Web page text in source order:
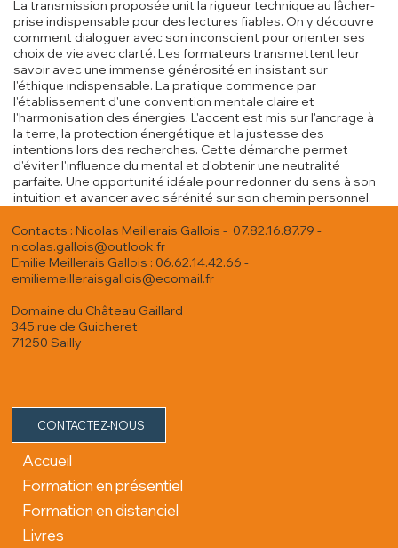
La transmission proposée unit la rigueur technique au lâcher-
prise indispensable pour des lectures fiables. On y découvre
comment dialoguer avec son inconscient pour orienter ses
choix de vie avec clarté. Les formateurs transmettent leur
savoir avec une immense générosité en insistant sur
l'éthique indispensable. La pratique commence par
l'établissement d'une convention mentale claire et
l'harmonisation des énergies. L'accent est mis sur l'ancrage à
la terre, la protection énergétique et la justesse des
intentions lors des recherches. Cette démarche permet
d'éviter l'influence du mental et d'obtenir une neutralité
parfaite. Une opportunité idéale pour redonner du sens à son
intuition et avancer avec sérénité sur son chemin personnel.
Contacts : Nicolas Meillerais Gallois - 07.82.16.87.79 -
nicolas.gallois@outlook.fr
Emilie Meillerais Gallois : 06.62.14.42.66 -
emiliemeilleraisgallois@ecomail.fr
Domaine du Château Gaillard
345 rue de Guicheret
71250 Sailly
CONTACTEZ-NOUS
Accueil
Formation en présentiel
Formation en distanciel
Livres